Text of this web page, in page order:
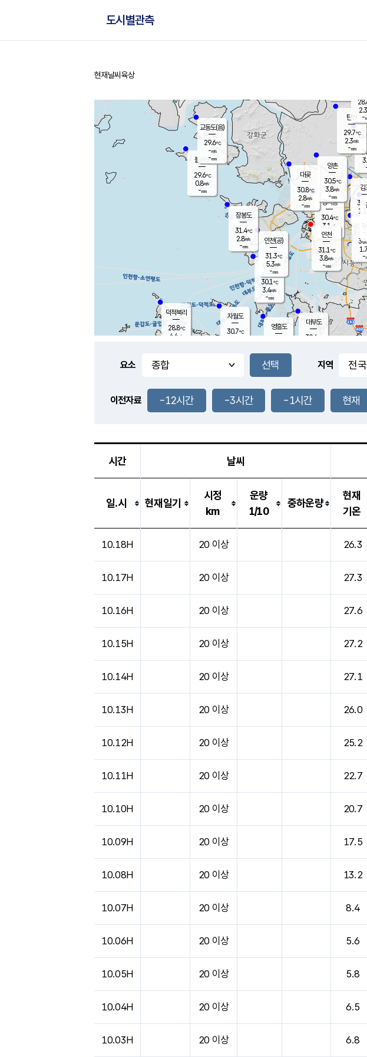
도시별관측
홈
현재날씨 육상
풍도
3.8m/s
무의도
30.1℃
3.4m/s
-mm
영흥도
볼음도
29.6℃
0.8m/s
-mm
자월도
30.7℃
장봉도
31.4℃
2.8m/s
-mm
대부도
30.6
-
경서동
30.4℃
3.1 m/s
-mm
파
대곶
30.8℃
2.8m/s
-mm
탄현
29.7℃
2.3m/s
-mm
김
1.1
1.7
-
양촌
30.5℃
3.8m/s
-mm
덕적북리
28.8℃
4.4 m/s
인천(공)
31.3℃
5.3m/s
-mm
교동도(음)
29.6℃
-m/s
-mm
인천
31.1℃
3.8m/s
-mm
2.3
-
요소 지역
이전자료 -12시간 -3시간 -1시간 현재
시간 날씨
일.시 현재일기
시정
km
운량
1/10
중하운량
현재
기온
10.18H 20 이상 26.3
10.17H 20 이상 27.3
10.16H 20 이상 27.6
10.15H 20 이상 27.2
10.14H 20 이상 27.1
10.13H 20 이상 26.0
10.12H 20 이상 25.2
10.11H 20 이상 22.7
10.10H 20 이상 20.7
10.09H 20 이상 17.5
10.08H 20 이상 13.2
10.07H 20 이상 8.4
10.06H 20 이상 5.6
10.05H 20 이상 5.8
10.04H 20 이상 6.5
10.03H 20 이상 6.8